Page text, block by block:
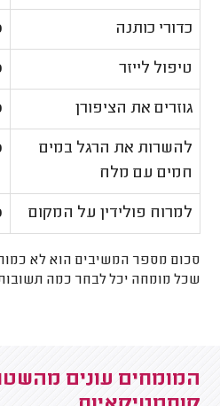
כדורי כותנה
טיפול לייזר
גוזרים את הציפורן
להשרות את הרגל במים
חמים עם מלח
למרוח פולידין על המקום
סכום מספר המשיבים הוא לא
שכל מומחה יכל לבחר כמה
המומחים עונים